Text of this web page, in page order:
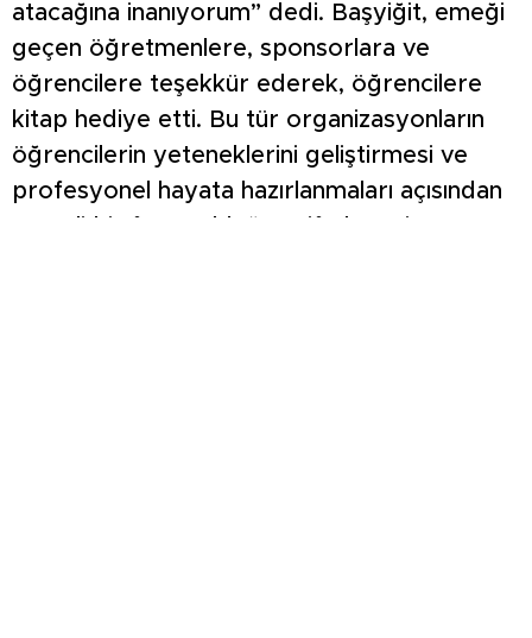
atacağına inanıyorum” dedi. Başyiğit, emeği
geçen öğretmenlere, sponsorlara ve
öğrencilere teşekkür ederek, öğrencilere
kitap hediye etti. Bu tür organizasyonların
öğrencilerin yeteneklerini geliştirmesi ve
profesyonel hayata hazırlanmaları açısından